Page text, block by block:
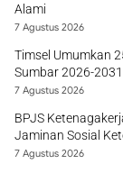
Alami
7 Agustus 2026
Timsel Umumkan
Sumbar 2026-2031
7 Agustus 2026
BPJS
Jaminan Sosial
7 Agustus 2026